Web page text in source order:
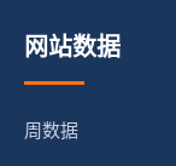
网站数据
周数据